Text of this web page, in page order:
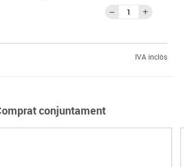
IVA inclòs
conjuntament